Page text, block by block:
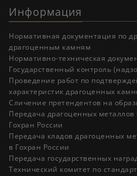
Информация
Нормативная документация по
драгоценным камням
Нормативно-техническая
Государственный контроль
Проведение работ по
характеристик драгоценных
Cличение претендентов на
Передача драгоценных
Гохран России
Передача кладов драгоценных
в Гохран России
Передача государственных
Технический комитет по